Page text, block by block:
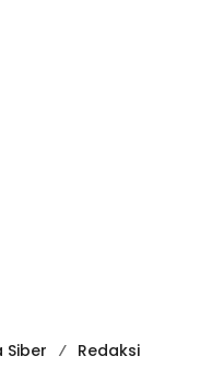
Siber Redaksi